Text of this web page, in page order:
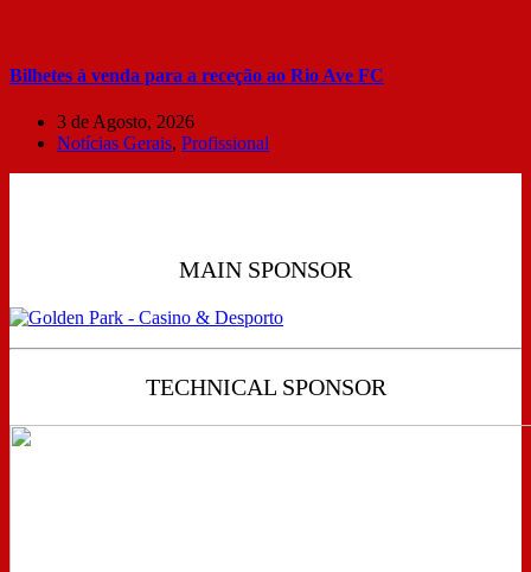
Bilhetes à venda para a receção ao Rio Ave FC
3 de Agosto, 2026
Notícias Gerais, Profissional
MAIN SPONSOR
TECHNICAL SPONSOR